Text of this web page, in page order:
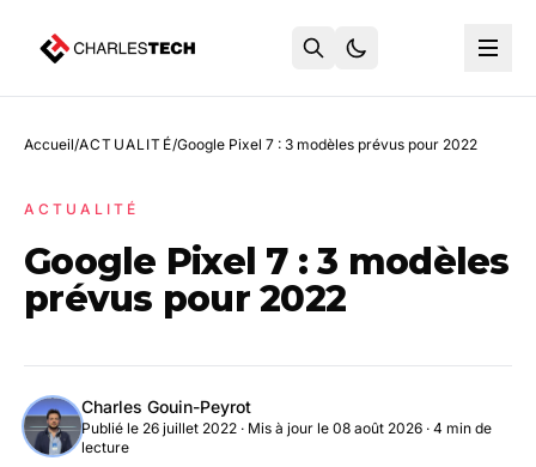
Accueil/ACTUALITÉ/Google Pixel 7 : 3 modèles prévus pour 2022
ACTUALITÉ
Google Pixel 7 : 3 modèles
prévus pour 2022
Charles Gouin-Peyrot
Publié le 26 juillet 2022 · Mis à jour le 08 août 2026 · 4 min de
lecture